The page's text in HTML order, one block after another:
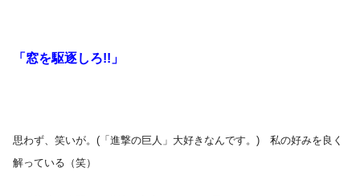
「窓を駆逐しろ!!」
思わず、笑いが。(「進撃の巨人」大好きなんです。) 私の好みを良く
解っている（笑）